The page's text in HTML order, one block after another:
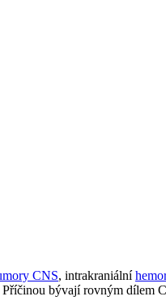
CNS, intrakraniální
bývají rovným dílem